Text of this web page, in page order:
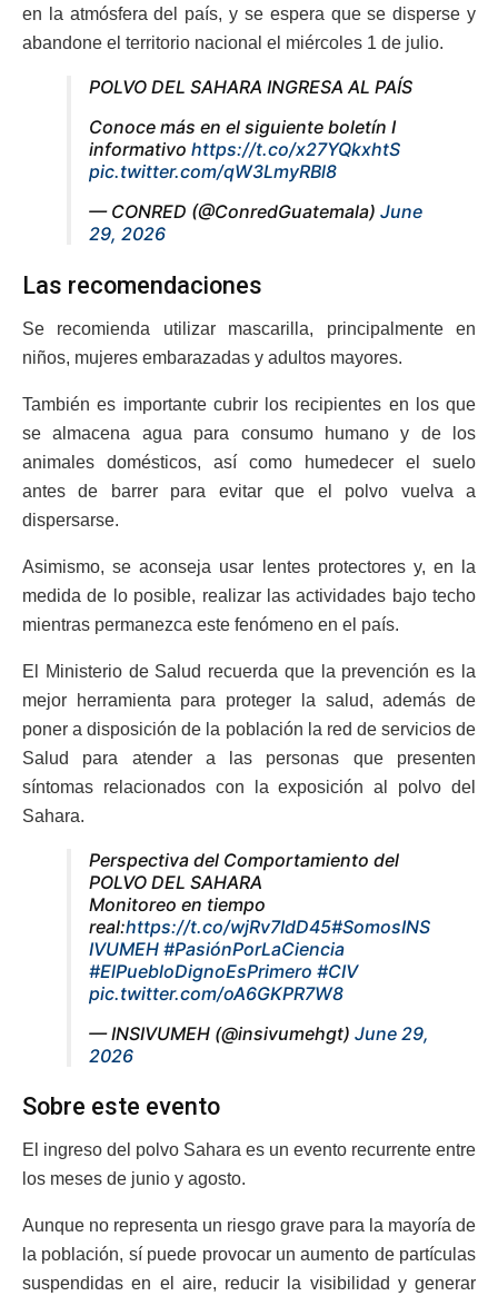
en la atmósfera del país, y se espera que se disperse y
abandone el territorio nacional el miércoles 1 de julio.
POLVO DEL SAHARA INGRESA AL PAÍS
Conoce más en el siguiente boletín I
informativo https://t.co/x27YQkxhtS
pic.twitter.com/qW3LmyRBl8
— CONRED (@ConredGuatemala) June
29, 2026
Las recomendaciones
Se recomienda utilizar mascarilla, principalmente en
niños, mujeres embarazadas y adultos mayores.
También es importante cubrir los recipientes en los que
se almacena agua para consumo humano y de los
animales domésticos, así como humedecer el suelo
antes de barrer para evitar que el polvo vuelva a
dispersarse.
Asimismo, se aconseja usar lentes protectores y, en la
medida de lo posible, realizar las actividades bajo techo
mientras permanezca este fenómeno en el país.
El Ministerio de Salud recuerda que la prevención es la
mejor herramienta para proteger la salud, además de
poner a disposición de la población la red de servicios de
Salud para atender a las personas que presenten
síntomas relacionados con la exposición al polvo del
Sahara.
Perspectiva del Comportamiento del
POLVO DEL SAHARA
Monitoreo en tiempo
real:https://t.co/wjRv7IdD45#SomosINS
IVUMEH #PasiónPorLaCiencia
#ElPuebloDignoEsPrimero #CIV
pic.twitter.com/oA6GKPR7W8
— INSIVUMEH (@insivumehgt) June 29,
2026
Sobre este evento
El ingreso del polvo Sahara es un evento recurrente entre
los meses de junio y agosto.
Aunque no representa un riesgo grave para la mayoría de
la población, sí puede provocar un aumento de partículas
suspendidas en el aire, reducir la visibilidad y generar